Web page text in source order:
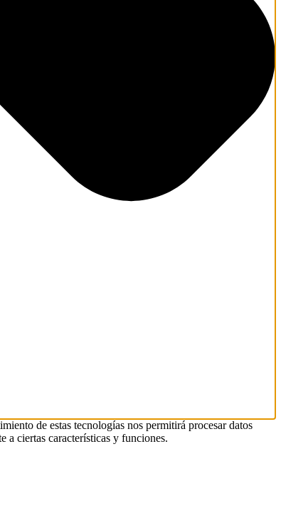
de estas tecnologías nos permitirá procesar datos
a ciertas características y funciones.